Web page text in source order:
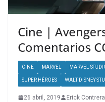
Cine |
Comentarios
CINE MARVEL MARVEL
SUPER HÉROES WALT DISNEY
26 abril, 2019 Erick